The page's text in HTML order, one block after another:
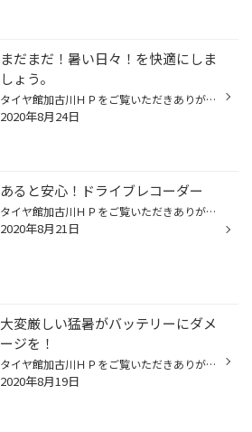
まだまだ！暑い日々！を快適にしま
しょう。
タイヤ館加古川ＨＰをご覧いただきありがとうございます！ 予報では今週から暑さが少しおさまると言っていたような気がするのですが、、、 変わってませんね。きびしい暑さがまだまだ続きそうです。 日中青空駐車だとすぐ車内が高温になりますよね。 まぁこの時期なのでしょうがないのですが、乗っ...
2020年8月24日
あると安心！ドライブレコーダー
タイヤ館加古川ＨＰをご覧いただきありがとうございます！ 梅雨も終わって夏休みもあと少し。皆様どうお過ごしですか？ まだまだこれからお出かけ予定あります！という方もおられますよね〜。 でしたら！ドライブレコーダー装備しておきましょう‼️ あるとないでは大違い⁉️記録と記憶は大切です 今回...
2020年8月21日
大変厳しい猛暑がバッテリーにダメ
ージを！
タイヤ館加古川ＨＰをご覧いただきありがとうございます！ 猛暑が襲ってきますね、、、こう暑い日が続くと汗が滝のようにでてきます。 さていきなりですが、ほぼ40度ちかい気温だとボンネット内は何度くらいだと思いますか？ この時期のボンネット内は「約100度」くらいといわれてます。 こうなると...
2020年8月19日